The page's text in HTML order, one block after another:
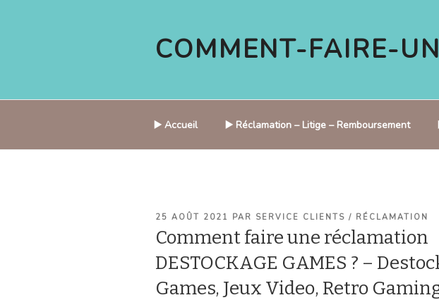
COMMENT-FAIRE-
▶️ Accueil ▶️ Réclamation – Litige – Remboursement
PUBLIÉ
25 AOÛT 2021 PAR SERVICE CLIENTS / RÉCLAMATION
Comment faire une réclamation
DESTOCKAGE GAMES ? –
Games, Jeux Video, Retro